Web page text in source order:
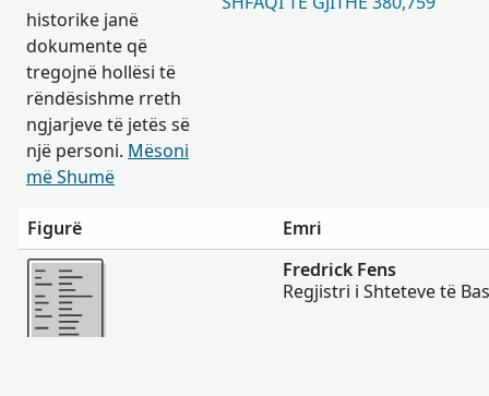
historike janë
dokumente që
tregojnë hollësi të
rëndësishme rreth
ngjarjeve të jetës së
një personi. Mësoni
më Shumë
Figurë
Emri
Më Shumë
Fredrick Fens
Regjistri i Shteteve të